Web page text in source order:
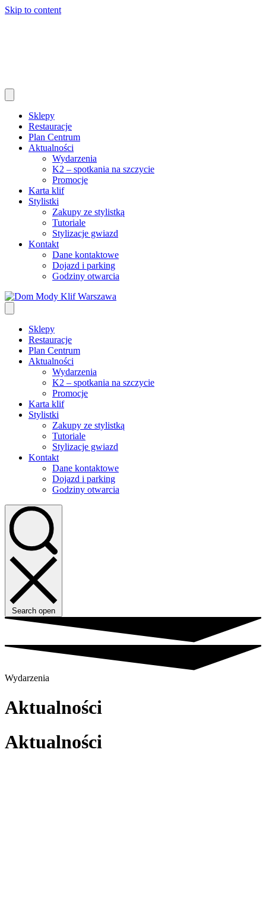
Skip to content
Sklepy
Restauracje
Plan Centrum
Aktualności
Wydarzenia
K2 – spotkania na szczycie
Promocje
Karta klif
Stylistki
Zakupy ze stylistką
Tutoriale
Stylizacje gwiazd
Kontakt
Dane kontaktowe
Dojazd i parking
Godziny otwarcia
Sklepy
Restauracje
Plan Centrum
Aktualności
Wydarzenia
K2 – spotkania na szczycie
Promocje
Karta klif
Stylistki
Zakupy ze stylistką
Tutoriale
Stylizacje gwiazd
Kontakt
Dane kontaktowe
Dojazd i parking
Godziny otwarcia
Search open
Wydarzenia
Aktualności
Aktualności